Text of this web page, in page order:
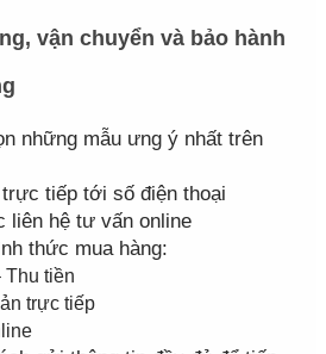
vận chuyển và bảo hành
những mẫu ưng ý nhất trên
tiếp tới số điện thoại
liên hệ tư vấn online
thức mua hàng:
Thu tiền
trực tiếp